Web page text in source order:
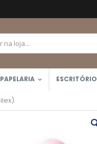
PAPELARIA ESCRITÓRIO